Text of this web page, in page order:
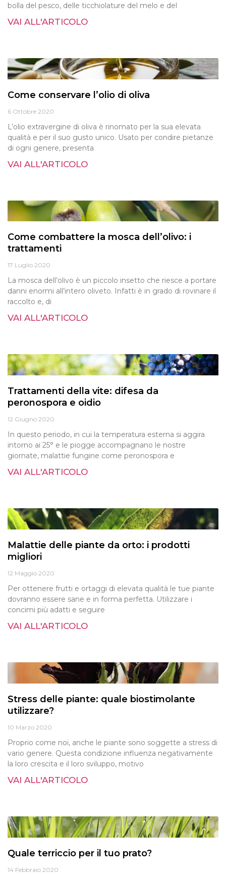
bolla del pesco, delle ticchiolature del melo e del
VAI ALL'ARTICOLO
Come conservare l’olio di oliva
6 Ottobre 2020
L’olio extravergine di oliva è rinomato per la sua elevata
qualità e per il suo gusto unico. Usato per condire pietanze
di ogni genere, presenta
VAI ALL'ARTICOLO
Come combattere la mosca dell’olivo: i
trattamenti
17 Luglio 2020
La mosca dell’olivo è un piccolo insetto che riesce a portare
danni enormi all’intero oliveto. Infatti è in grado di rovinare il
raccolto e, di
VAI ALL'ARTICOLO
Trattamenti della vite: difesa da
peronospora e oidio
12 Giugno 2020
In questo periodo, in cui la temperatura esterna si aggira
intorno ai 25° e le piogge accompagnano le nostre
giornate, malattie fungine come peronospora e
VAI ALL'ARTICOLO
Malattie delle piante da orto: i prodotti
migliori
12 Maggio 2020
Per ottenere frutti e ortaggi di elevata qualità le tue piante
dovranno essere sane e in forma perfetta. Utilizzare i
concimi più adatti e seguire
VAI ALL'ARTICOLO
Stress delle piante: quale biostimolante
utilizzare?
10 Marzo 2020
Proprio come noi, anche le piante sono soggette a stress di
vario genere. Questa condizione influenza negativamente
la loro crescita e il loro sviluppo, motivo
VAI ALL'ARTICOLO
Quale terriccio per il tuo prato?
14 Febbraio 2020